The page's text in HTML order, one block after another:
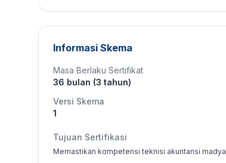
Informasi Skema
Masa Berlaku Sertifikat
36 bulan (3 tahun)
Versi Skema
1
Tujuan Sertifikasi
Memastikan kompetensi teknisi akuntansi madya